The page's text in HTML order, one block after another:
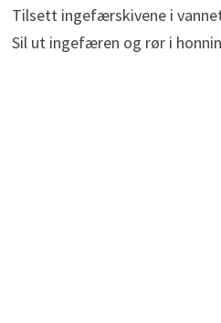
Tilsett ingefærskivene i
Sil ut ingefæren og rør i